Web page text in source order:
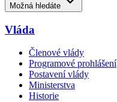
Možná hledáte
Vláda
Členové vlády
Programové prohlášení
Postavení vlády
Ministerstva
Historie